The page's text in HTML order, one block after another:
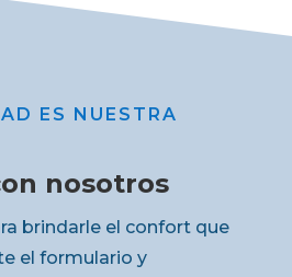
ES NUESTRA
nosotros
brindarle el confort que
el formulario y